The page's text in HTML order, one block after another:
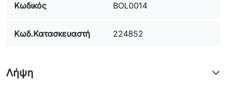
Κωδικός BOL0014
Κωδ.Κατασκευαστή 224852
Λήψη